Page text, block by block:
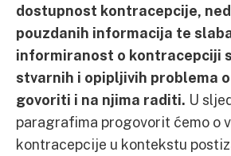
dostupnost kontracepcije,
pouzdanih informacija te
informiranost o kontracepciji
stvarnih i opipljivih problema
govoriti i na njima raditi. U
paragrafima progovorit ćemo o
kontracepcije u kontekstu